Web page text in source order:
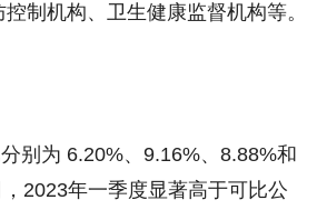
制机构、卫生健康监督机构等。
别为 6.20%、9.16%、8.88%和
2023年一季度显著高于可比公